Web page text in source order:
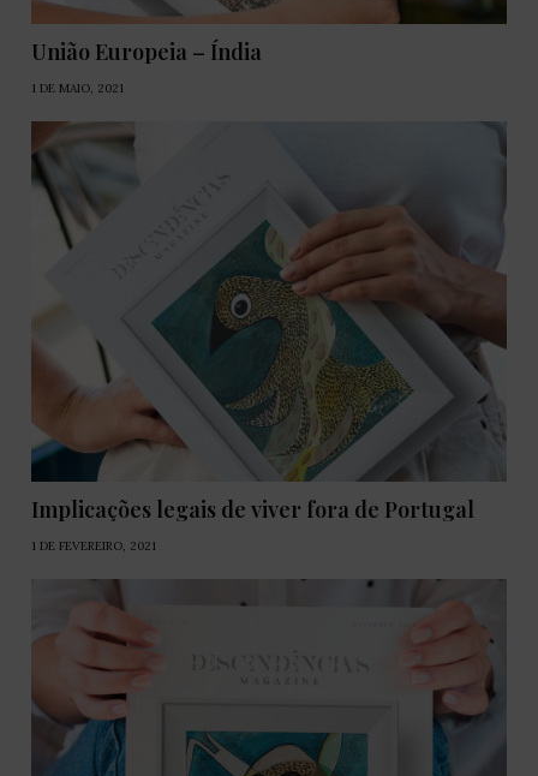
União Europeia – Índia
1 DE MAIO, 2021
Implicações legais de viver fora de Portugal
1 DE FEVEREIRO, 2021